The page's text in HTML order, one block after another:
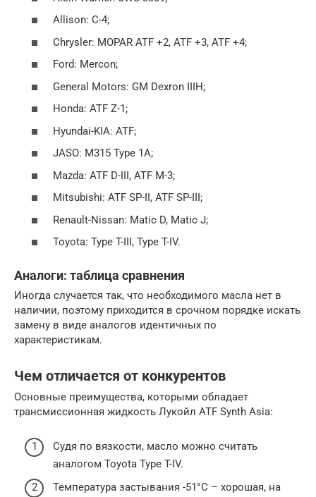
Allison: C-4;
Chrysler: MOPAR ATF +2, ATF +3, ATF +4;
Ford: Mercon;
General Motors: GM Dexron IIIH;
Honda: ATF Z-1;
Hyundai-KIA: ATF;
JASO: M315 Type 1A;
Mazda: ATF D-III, ATF M-3;
Mitsubishi: ATF SP-II, ATF SP-III;
Renault-Nissan: Matic D, Matic J;
Toyota: Type T-III, Type T-IV.
Аналоги: таблица сравнения
Иногда случается так, что необходимого масла нет в
наличии, поэтому приходится в срочном порядке искать
замену в виде аналогов идентичных по
характеристикам.
Чем отличается от конкурентов
Основные преимущества, которыми обладает
трансмиссионная жидкость Лукойл ATF Synth Asia:
Судя по вязкости, масло можно считать
аналогом Toyota Type T-IV.
Температура застывания -51°С – хорошая, на